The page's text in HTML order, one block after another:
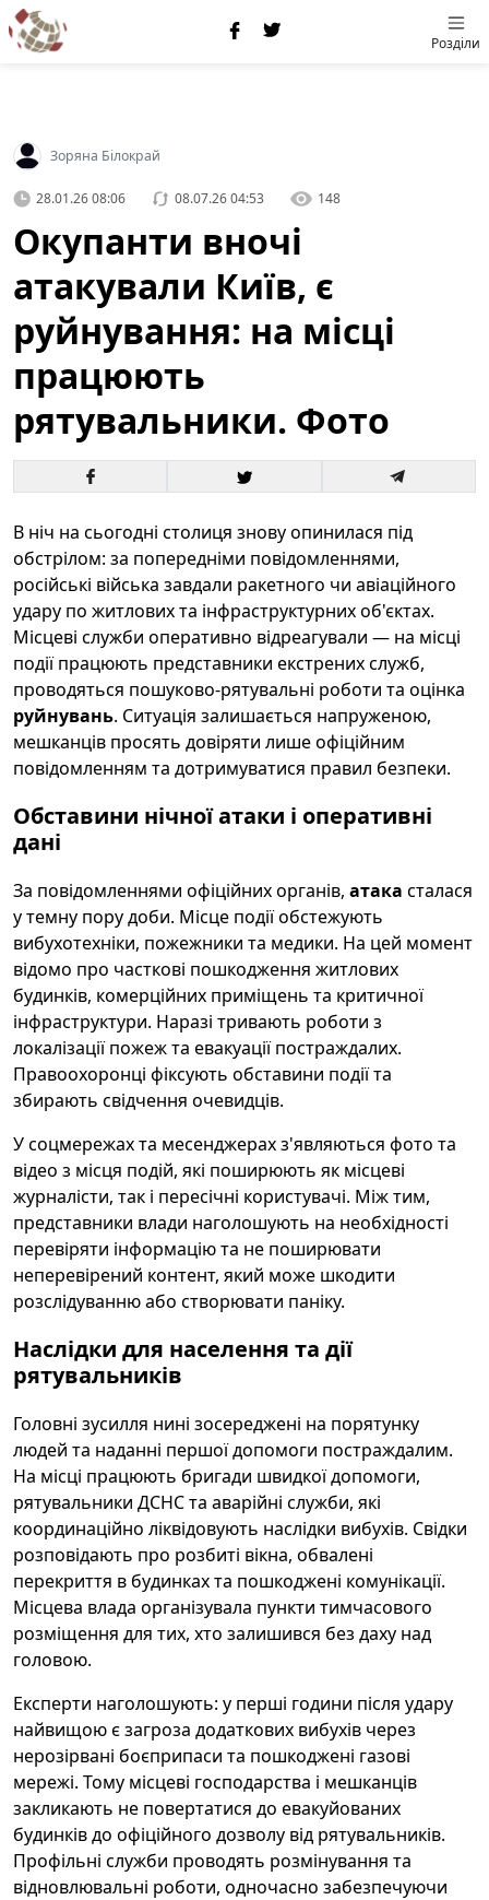
Розділи
Зоряна Білокрай
28.01.26 08:06 08.07.26 04:53 148
Окупанти вночі
атакували Київ, є
руйнування: на місці
працюють
рятувальники. Фото
В ніч на сьогодні столиця знову опинилася під
обстрілом: за попередніми повідомленнями,
російські війська завдали ракетного чи авіаційного
удару по житлових та інфраструктурних об'єктах.
Місцеві служби оперативно відреагували — на місці
події працюють представники екстрених служб,
проводяться пошуково-рятувальні роботи та оцінка
руйнувань. Ситуація залишається напруженою,
мешканців просять довіряти лише офіційним
повідомленням та дотримуватися правил безпеки.
Обставини нічної атаки і оперативні
дані
За повідомленнями офіційних органів, атака сталася
у темну пору доби. Місце події обстежують
вибухотехніки, пожежники та медики. На цей момент
відомо про часткові пошкодження житлових
будинків, комерційних приміщень та критичної
інфраструктури. Наразі тривають роботи з
локалізації пожеж та евакуації постраждалих.
Правоохоронці фіксують обставини події та
збирають свідчення очевидців.
У соцмережах та месенджерах з'являються фото та
відео з місця подій, які поширюють як місцеві
журналісти, так і пересічні користувачі. Між тим,
представники влади наголошують на необхідності
перевіряти інформацію та не поширювати
неперевірений контент, який може шкодити
розслідуванню або створювати паніку.
Наслідки для населення та дії
рятувальників
Головні зусилля нині зосереджені на порятунку
людей та наданні першої допомоги постраждалим.
На місці працюють бригади швидкої допомоги,
рятувальники ДСНС та аварійні служби, які
координаційно ліквідовують наслідки вибухів. Свідки
розповідають про розбиті вікна, обвалені
перекриття в будинках та пошкоджені комунікації.
Місцева влада організувала пункти тимчасового
розміщення для тих, хто залишився без даху над
головою.
Експерти наголошують: у перші години після удару
найвищою є загроза додаткових вибухів через
нерозірвані боєприпаси та пошкоджені газові
мережі. Тому місцеві господарства і мешканців
закликають не повертатися до евакуйованих
будинків до офіційного дозволу від рятувальників.
Профільні служби проводять розмінування та
відновлювальні роботи, одночасно забезпечуючи